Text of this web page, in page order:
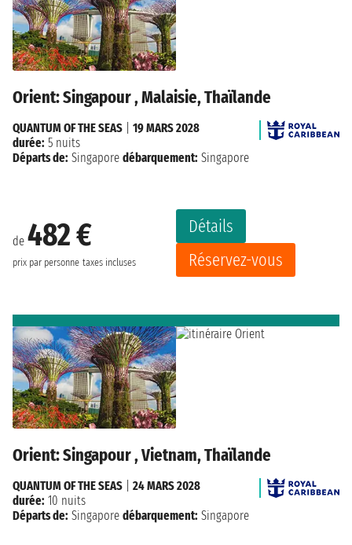
Orient: Singapour , Malaisie, Thaïlande
de 482 €
prix par personne taxes incluses
Détails
Réservez-vous
QUANTUM OF THE SEAS
19 MARS 2028
durée: 5 nuits
Départs de: Singapore débarquement: Singapore
Orient: Singapour , Vietnam, Thaïlande
QUANTUM OF THE SEAS
24 MARS 2028
durée: 10 nuits
Départs de: Singapore débarquement: Singapore